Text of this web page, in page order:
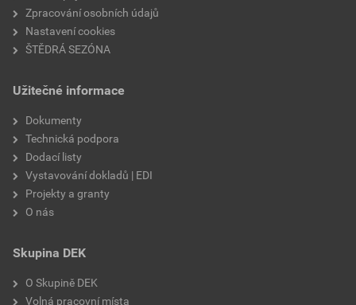
Zpracování osobních údajů
Nastavení cookies
ŠTĚDRÁ SEZÓNA
Užitečné informace
Dokumenty
Technická podpora
Dodací listy
Vystavování dokladů | EDI
Projekty a granty
O nás
Skupina DEK
O Skupině DEK
Volná pracovní místa